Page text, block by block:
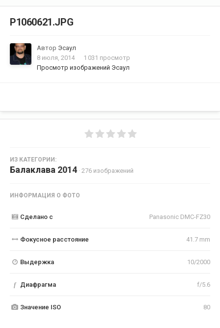
P1060621.JPG
Автор Эсаул
8 июля, 2014
1 031 просмотр
Просмотр изображений Эсаул
ИЗ КАТЕГОРИИ:
Балаклава 2014 · 276 изображений
ИНФОРМАЦИЯ О ФОТО
Сделано с Panasonic DMC-FZ30
Фокусное расстояние 41.7 mm
Выдержка 10/2000
f Диафрагма f/5.6
Значение ISO 80